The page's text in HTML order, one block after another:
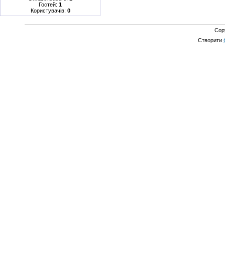
Гостей: 1
Користувачів: 0
Створити